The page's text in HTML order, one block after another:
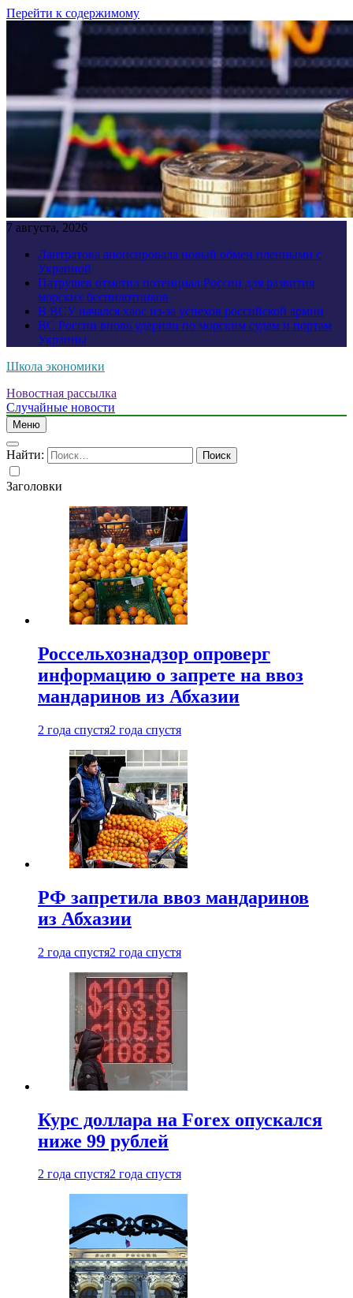
Перейти к содержимому
7 августа, 2026
Лантратова анонсировала новый обмен пленными с
Украиной
Патрушев отметил потенциал России для развития
морских беспилотников
В ВСУ начался хаос из-за успехов российской армии
ВС России вновь ударили по морским судам и портам
Украины
Школа экономики
Новостная рассылка
Случайные новости
Меню
Найти:
Заголовки
Россельхознадзор опроверг
информацию о запрете на ввоз
мандаринов из Абхазии
2 года спустя2 года спустя
РФ запретила ввоз мандаринов
из Абхазии
2 года спустя2 года спустя
Курс доллара на Forex опускался
ниже 99 рублей
2 года спустя2 года спустя